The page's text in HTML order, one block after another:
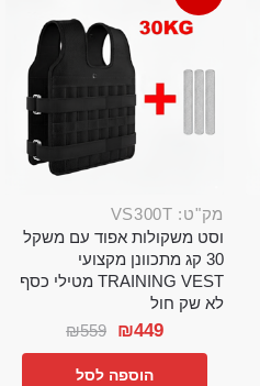
מק"ט: VS300T
וסט משקולות אפוד עם משקל
30 קג מתכוונן מקצועי
TRAINING VEST מטילי כסף
לא שק חול
₪559 ₪449
הוספה לסל